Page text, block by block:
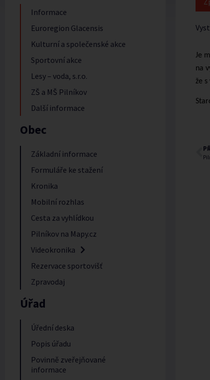
Informace
Euroregion Glacensis
Kulturní a společenské akce
Sportovní akce
Lesy – voda, s.r.o.
ZŠ a MŠ Pilníkov
Další informace
Obec
Základní informace
Formuláře ke stažení
Kronika
Mobilní rozhlas
Cesta za vyhlídkou
Pilníkov na Mapy.cz
Videokronika
Rezervace sportovišť
Zpravodaj
Úřad
Úřední deska
Popis úřadu
Povinně zveřejňované
informace
Je
na
že